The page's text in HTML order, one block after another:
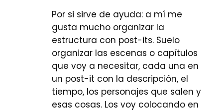
Por si sirve de ayuda: a mí me
gusta mucho organizar la
estructura con post-its. Suelo
organizar las escenas o capítulos
que voy a necesitar, cada una en
un post-it con la descripción, el
tiempo, los personajes que salen y
esas cosas. Los voy colocando en